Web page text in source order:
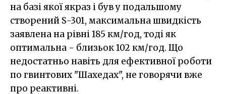
на базі якої якраз і був у подальшому
створений S-301, максимальна швидкість
заявлена на рівні 185 км/год, тоді як
оптимальна - близьок 102 км/год. Що
недостатньо навіть для ефективної роботи
по гвинтових "Шахедах", не говорячи вже
про реактивні.